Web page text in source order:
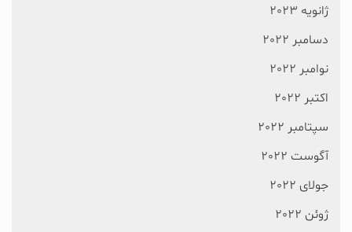
ژانویه 2023
دسامبر 2022
نوامبر 2022
اکتبر 2022
سپتامبر 2022
آگوست 2022
جولای 2022
ژوئن 2022